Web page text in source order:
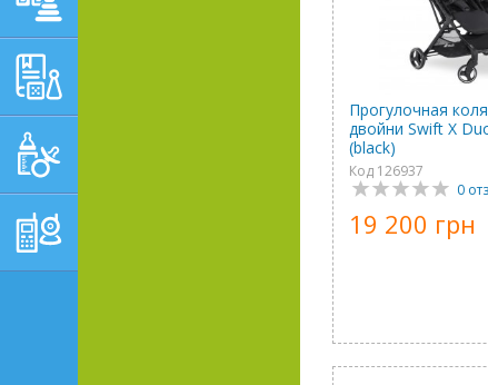
Прогулочная
двойни Swift X
(black)
Код 126937
0
19 200 грн